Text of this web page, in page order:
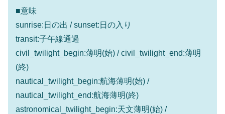
■意味
sunrise:日の出 / sunset:日の入り
transit:子午線通過
civil_twilight_begin:薄明(始) / civil_twilight_end:薄明
(終)
nautical_twilight_begin:航海薄明(始) /
nautical_twilight_end:航海薄明(終)
astronomical_twilight_begin:天文薄明(始) /